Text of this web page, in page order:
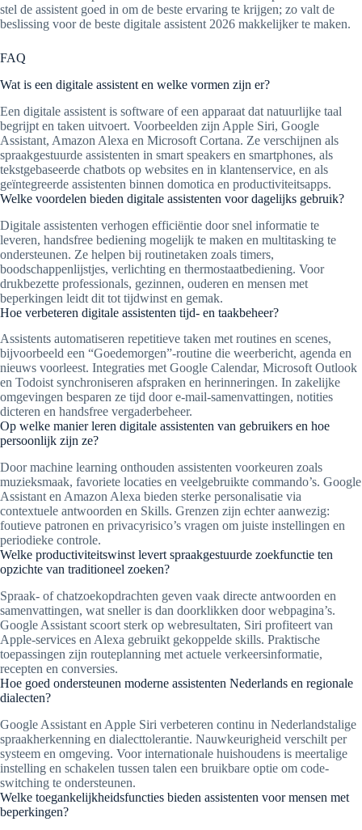
stel de assistent goed in om de beste ervaring te krijgen; zo valt de
beslissing voor de beste digitale assistent 2026 makkelijker te maken.
FAQ
Wat is een digitale assistent en welke vormen zijn er?
Een digitale assistent is software of een apparaat dat natuurlijke taal
begrijpt en taken uitvoert. Voorbeelden zijn Apple Siri, Google
Assistant, Amazon Alexa en Microsoft Cortana. Ze verschijnen als
spraakgestuurde assistenten in smart speakers en smartphones, als
tekstgebaseerde chatbots op websites en in klantenservice, en als
geïntegreerde assistenten binnen domotica en productiviteitsapps.
Welke voordelen bieden digitale assistenten voor dagelijks gebruik?
Digitale assistenten verhogen efficiëntie door snel informatie te
leveren, handsfree bediening mogelijk te maken en multitasking te
ondersteunen. Ze helpen bij routinetaken zoals timers,
boodschappenlijstjes, verlichting en thermostaatbediening. Voor
drukbezette professionals, gezinnen, ouderen en mensen met
beperkingen leidt dit tot tijdwinst en gemak.
Hoe verbeteren digitale assistenten tijd- en taakbeheer?
Assistents automatiseren repetitieve taken met routines en scenes,
bijvoorbeeld een “Goedemorgen”-routine die weerbericht, agenda en
nieuws voorleest. Integraties met Google Calendar, Microsoft Outlook
en Todoist synchroniseren afspraken en herinneringen. In zakelijke
omgevingen besparen ze tijd door e-mail-samenvattingen, notities
dicteren en handsfree vergaderbeheer.
Op welke manier leren digitale assistenten van gebruikers en hoe
persoonlijk zijn ze?
Door machine learning onthouden assistenten voorkeuren zoals
muzieksmaak, favoriete locaties en veelgebruikte commando’s. Google
Assistant en Amazon Alexa bieden sterke personalisatie via
contextuele antwoorden en Skills. Grenzen zijn echter aanwezig:
foutieve patronen en privacyrisico’s vragen om juiste instellingen en
periodieke controle.
Welke productiviteitswinst levert spraakgestuurde zoekfunctie ten
opzichte van traditioneel zoeken?
Spraak- of chatzoekopdrachten geven vaak directe antwoorden en
samenvattingen, wat sneller is dan doorklikken door webpagina’s.
Google Assistant scoort sterk op webresultaten, Siri profiteert van
Apple-services en Alexa gebruikt gekoppelde skills. Praktische
toepassingen zijn routeplanning met actuele verkeersinformatie,
recepten en conversies.
Hoe goed ondersteunen moderne assistenten Nederlands en regionale
dialecten?
Google Assistant en Apple Siri verbeteren continu in Nederlandstalige
spraakherkenning en dialecttolerantie. Nauwkeurigheid verschilt per
systeem en omgeving. Voor internationale huishoudens is meertalige
instelling en schakelen tussen talen een bruikbare optie om code-
switching te ondersteunen.
Welke toegankelijkheidsfuncties bieden assistenten voor mensen met
beperkingen?